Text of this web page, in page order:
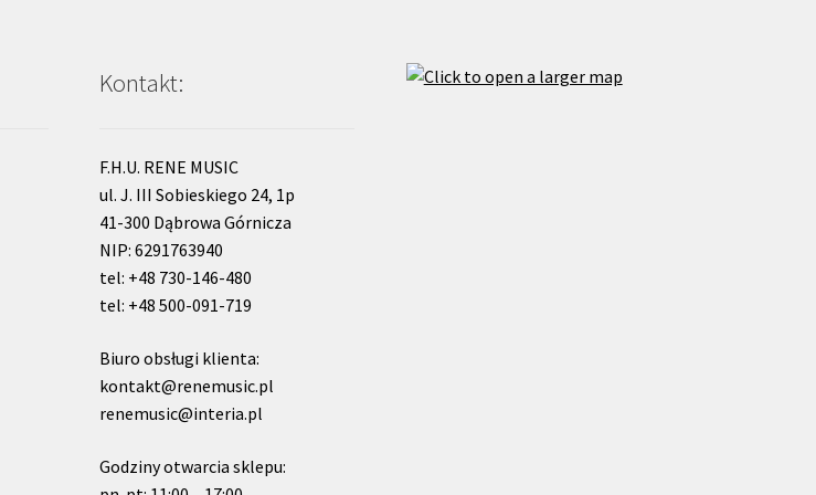
Kontakt:
F.H.U. RENE MUSIC
ul. J. III Sobieskiego 24, 1p
41-300 Dąbrowa Górnicza
NIP: 6291763940
tel: +48 730-146-480
tel: +48 500-091-719
Biuro obsługi klienta:
kontakt@renemusic.pl
renemusic@interia.pl
Godziny otwarcia sklepu: